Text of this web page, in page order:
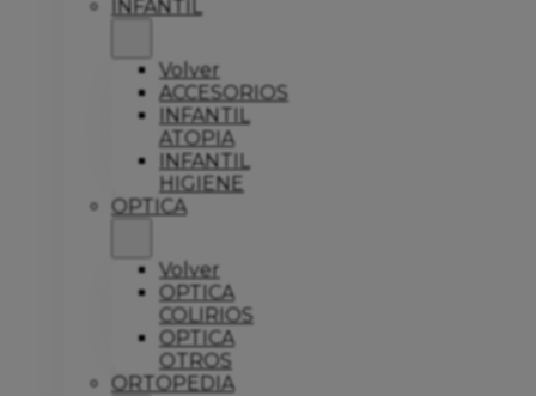
INFANTIL
Volver
ACCESORIOS
INFANTIL
ATOPIA
INFANTIL
HIGIENE
OPTICA
Volver
OPTICA
COLIRIOS
OPTICA
OTROS
ORTOPEDIA